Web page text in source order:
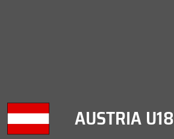
AUSTRIA U18